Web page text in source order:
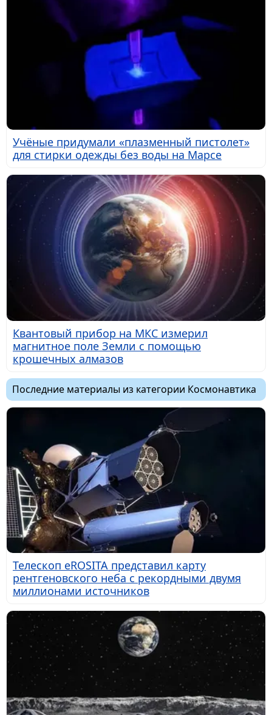
Учёные придумали «плазменный пистолет»
для стирки одежды без воды на Марсе
Квантовый прибор на МКС измерил
магнитное поле Земли с помощью
крошечных алмазов
Последние материалы из категории Космонавтика
Телескоп eROSITA представил карту
рентгеновского неба с рекордными двумя
миллионами источников